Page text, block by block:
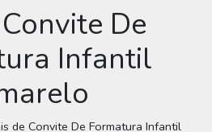
De
Infantil
de Convite De Formatura Infantil